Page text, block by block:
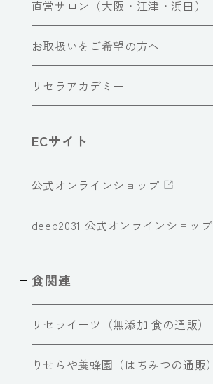
直営サロン（大阪・江津・浜田）
お取扱いをご希望の方へ
リセラアカデミー
ECサイト
公式オンラインショップ
deep2031 公式オンラインショップ
食関連
リセライーツ（無添加 食の通販）
りせらや養蜂園（はちみつの通販）